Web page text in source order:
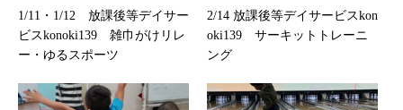
1/11・1/12 放課後等デイサー
ビスkonoki139 雑巾がけリレ
ー・ゆるスポーツ
2/14 放課後等デイサービスkon
oki139 サーキットトレーニ
ング